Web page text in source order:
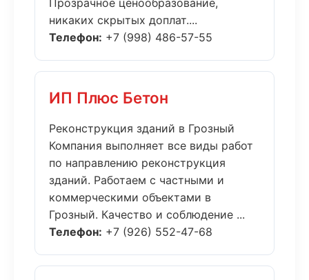
Прозрачное ценообразование,
никаких скрытых доплат....
Телефон: +7 (998) 486-57-55
ИП Плюс Бетон
Реконструкция зданий в Грозный
Компания выполняет все виды работ
по направлению реконструкция
зданий. Работаем с частными и
коммерческими объектами в
Грозный. Качество и соблюдение ...
Телефон: +7 (926) 552-47-68